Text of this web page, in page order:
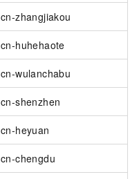
cn-zhangjiakou
cn-huhehaote
cn-wulanchabu
cn-shenzhen
cn-heyuan
cn-chengdu